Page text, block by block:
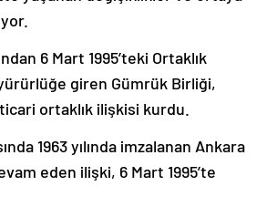
6 Mart 1995’teki Ortaklık
yürürlüğe giren Gümrük Birliği,
ortaklık ilişkisi kurdu.
1963 yılında imzalanan Ankara
eden ilişki, 6 Mart 1995’te